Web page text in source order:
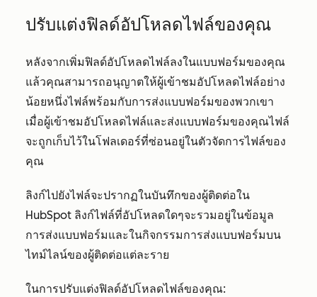
ปรับแต่งฟิลด์อัปโหลดไฟล์ของคุณ
หลังจากเพิ่มฟิลด์อัปโหลดไฟล์ลงในแบบฟอร์มของคุณ
แล้วคุณสามารถอนุญาตให้ผู้เข้าชมอัปโหลดไฟล์อย่าง
น้อยหนึ่งไฟล์พร้อมกับการส่งแบบฟอร์มของพวกเขา
เมื่อผู้เข้าชมอัปโหลดไฟล์และส่งแบบฟอร์มของคุณไฟล์
จะถูกเก็บไว้ในโฟลเดอร์ที่ซ่อนอยู่ในตัวจัดการไฟล์ของ
คุณ
ลิงก์ไปยังไฟล์จะปรากฏในบันทึกของผู้ติดต่อใน
HubSpot ลิงก์ไฟล์ที่อัปโหลดใดๆจะรวมอยู่ในข้อมูล
การส่งแบบฟอร์มและในกิจกรรมการส่งแบบฟอร์มบน
ไทม์ไลน์ของผู้ติดต่อแต่ละราย
ในการปรับแต่งฟิลด์อัปโหลดไฟล์ของคุณ: